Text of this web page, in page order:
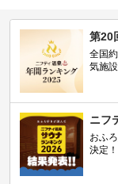
第20
全国
気施
ニフ
おふ
決定！